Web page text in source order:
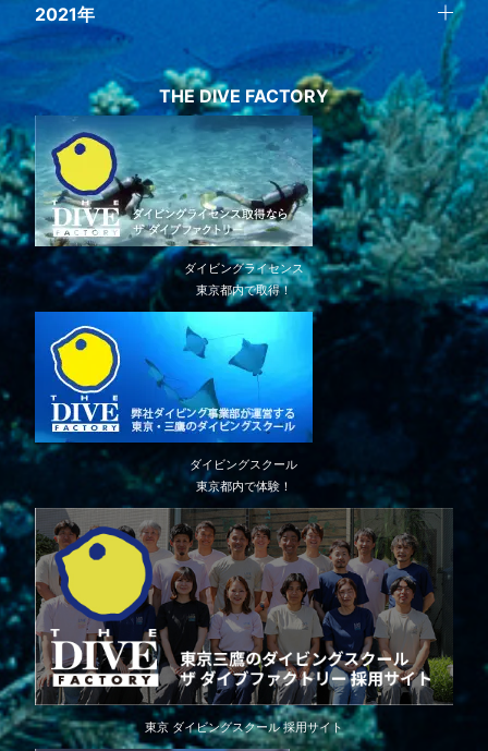
2021年
THE DIVE FACTORY
ダイビングライセンス
東京都内で取得！
ダイビングスクール
東京都内で体験！
東京 ダイビングスクール 採用サイト